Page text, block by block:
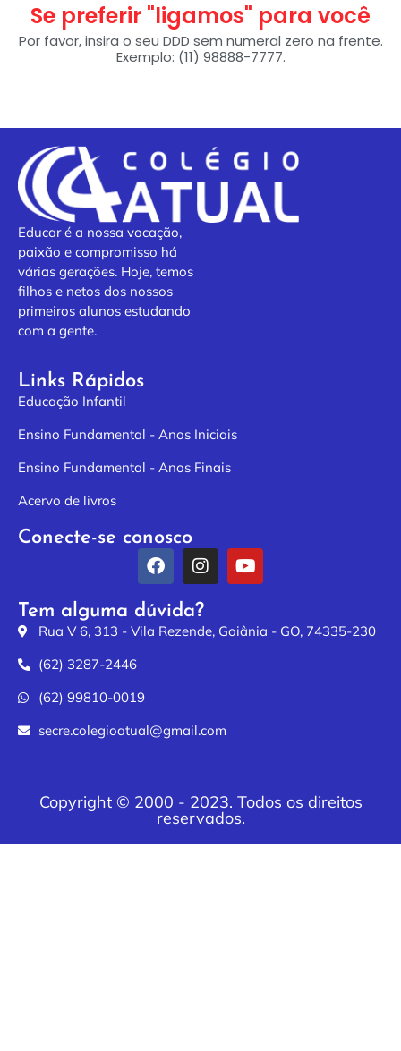
Se preferir "ligamos" para você
Por favor, insira o seu DDD sem numeral zero na frente.
Exemplo: (11) 98888-7777.
Educar é a nossa vocação,
paixão e compromisso há
várias gerações. Hoje, temos
filhos e netos dos nossos
primeiros alunos estudando
com a gente.
Links Rápidos
Educação Infantil
Ensino Fundamental - Anos Iniciais
Ensino Fundamental - Anos Finais
Acervo de livros
Conecte-se conosco
Tem alguma dúvida?
Rua V 6, 313 - Vila Rezende, Goiânia - GO, 74335-230
(62) 3287-2446
(62) 99810-0019
secre.colegioatual@gmail.com
Copyright © 2000 - 2023. Todos os direitos
reservados.